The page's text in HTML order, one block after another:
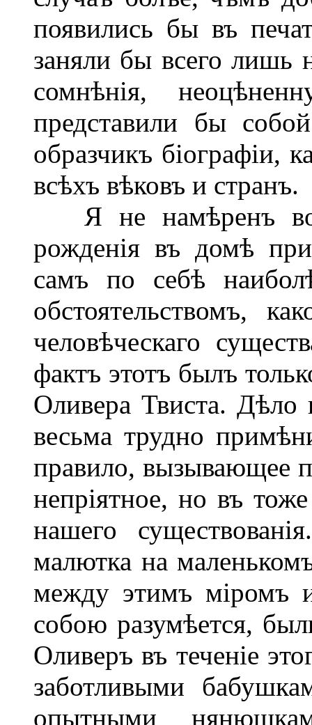
появились бы въ
заняли бы всего лишь
сомнѣнія,
представили бы
образчикъ біографіи,
всѣхъ вѣковъ и странъ.
Я не намѣренъ
рожденія въ домѣ
самъ по себѣ
обстоятельствомъ,
человѣческаго
фактъ этотъ былъ
Оливера Твиста.
весьма трудно
правило, вызывающее
непріятное, но въ
нашего
малютка на
между этимъ міромъ
собою разумѣется,
Оливеръ въ теченіе
заботливыми
опытными